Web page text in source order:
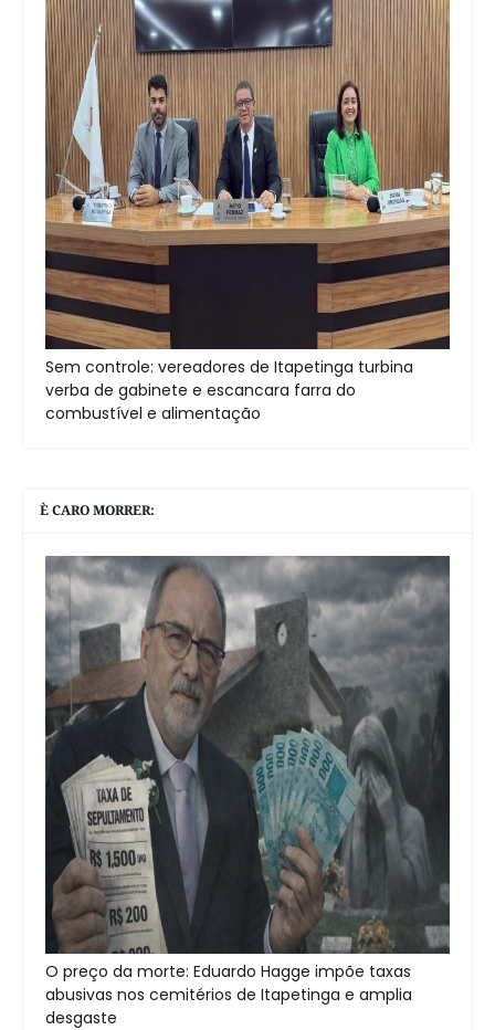
Sem controle: vereadores de Itapetinga turbina
verba de gabinete e escancara farra do
combustível e alimentação
È CARO MORRER:
O preço da morte: Eduardo Hagge impõe taxas
abusivas nos cemitérios de Itapetinga e amplia
desgaste